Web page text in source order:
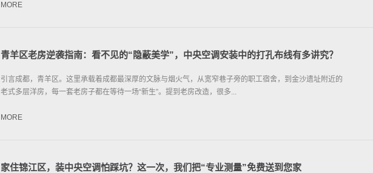
MORE
青羊区老房逆袭指南：看不见的“隐蔽美学”，中央空调安装中的打孔布线有多讲究？
引言成都，青羊区。这里承载着成都最深厚的文脉与烟火气，从宽窄巷子旁的职工宿舍，到金沙遗址附近的
老式多层洋房，每一套老房子都在等待一场“新生”。提到老房改造，很多...
MORE
家住锦江区，装中央空调怕踩坑？这一次，我们把“专业测量”免费送到您家